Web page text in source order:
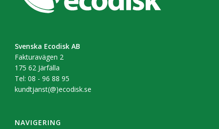
Svenska Ecodisk AB
Fakturavägen 2
175 62 Järfälla
Tel: 08 - 96 88 95
kundtjanst(@)ecodisk.se
NAVIGERING